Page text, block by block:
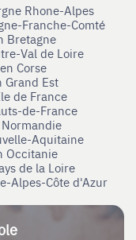
Rhone-Alpes
Franche-Comté
Bretagne
Val de Loire
Corse
Grand Est
de France
de-France
Aquitaine
Occitanie
de la Loire
Alpes-Côte d'Azur